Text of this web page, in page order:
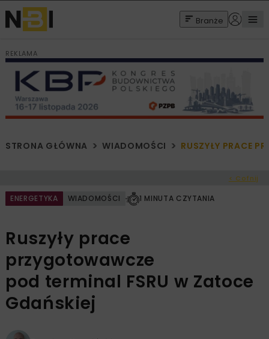
Branże
REKLAMA
STRONA GŁÓWNA WIADOMOŚCI RUSZYŁY PRACE
< Cofnij
ENERGETYKA WIADOMOŚCI 1 MINUTA CZYTANIA
Ruszyły prace
przygotowawcze
pod terminal FSRU w Zatoce
Gdańskiej